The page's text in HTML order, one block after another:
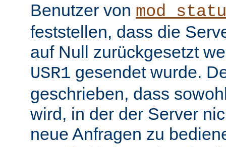
Benutzer von
feststellen, dass die
auf Null zurückgesetzt
USR1 gesendet wurde.
geschrieben, dass
wird, in der der Server
neue Anfragen zu